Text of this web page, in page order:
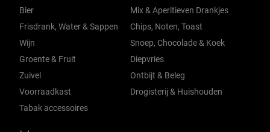
Bier
Frisdrank, Water & Sappen
Wijn
Groente & Fruit
Zuivel
Voorraadkast
Tabak accessoires
Mix & Aperitieven Drankjes
Chips, Noten, Toast
Snoep, Chocolade & Koek
Diepvries
Ontbijt & Beleg
Drogisterij & Huishouden